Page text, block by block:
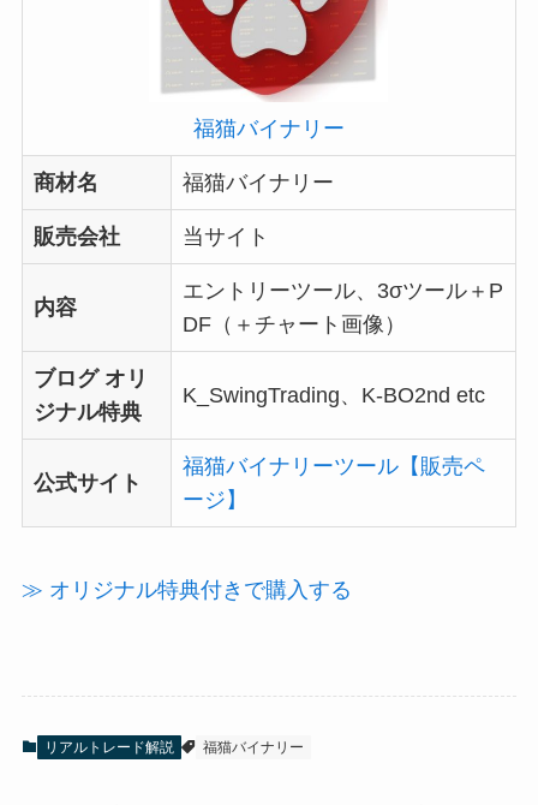
福猫バイナリー
商材名 福猫バイナリー
販売会社 当サイト
内容
エントリーツール、3σツール＋P
DF（＋チャート画像）
ブログ オリ
ジナル特典
K_SwingTrading、K-BO2nd etc
公式サイト
福猫バイナリーツール【販売ペ
ージ】
≫ オリジナル特典付きで購入する
リアルトレード解説 福猫バイナリー